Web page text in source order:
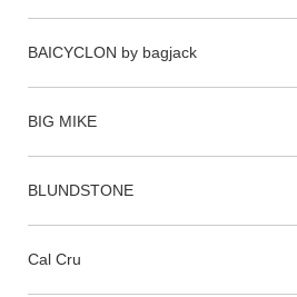
BAICYCLON by bagjack
BIG MIKE
BLUNDSTONE
Cal Cru